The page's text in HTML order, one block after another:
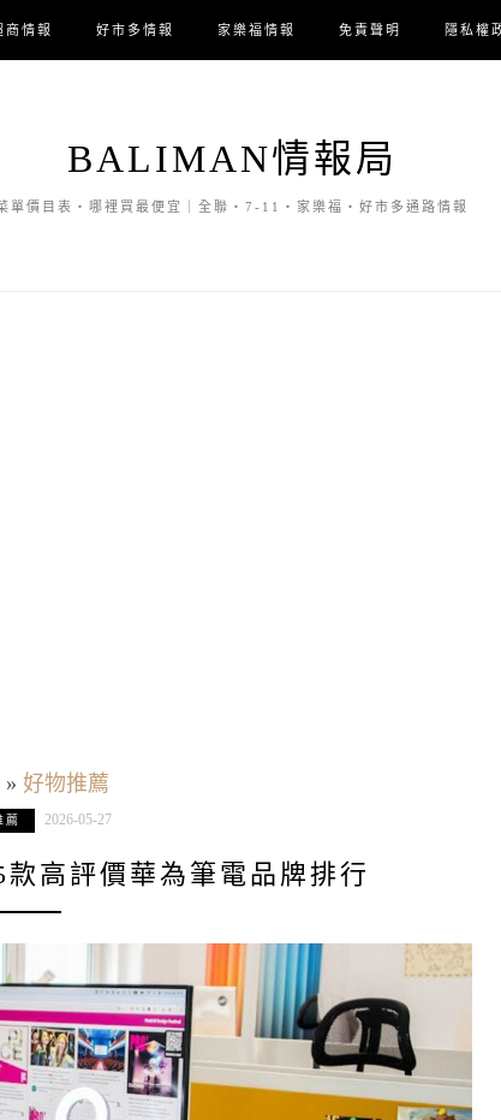
商情報 好市多情報 家樂福情報 免責聲明 隱私權
BALIMAN情報局
單價目表・哪裡買最便宜｜全聯・7-11・家樂福・好市多通路情報
» 好物推薦
薦 2026-05-27
款高評價華為筆電品牌排行